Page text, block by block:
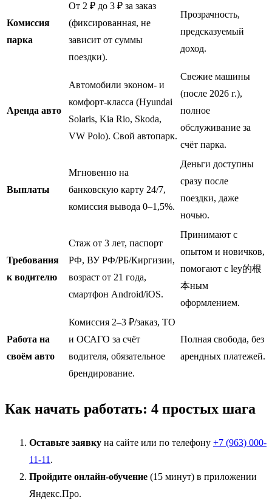
Комиссия
парка
От 2 ₽ до 3 ₽ за заказ
(фиксированная, не
зависит от суммы
поездки).
Прозрачность,
предсказуемый
доход.
Аренда авто
Автомобили эконом- и
комфорт-класса (Hyundai
Solaris, Kia Rio, Skoda,
VW Polo). Свой автопарк.
Свежие машины
(после 2026 г.),
полное
обслуживание за
счёт парка.
Выплаты
Мгновенно на
банковскую карту 24/7,
комиссия вывода 0–1,5%.
Деньги доступны
сразу после
поездки, даже
ночью.
Требования
к водителю
Стаж от 3 лет, паспорт
РФ, ВУ РФ/РБ/Киргизии,
возраст от 21 года,
смартфон Android/iOS.
Принимают с
опытом и новичков,
помогают с ley的根
本ным
оформлением.
Работа на
своём авто
Комиссия 2–3 ₽/заказ, ТО
и ОСАГО за счёт
водителя, обязательное
брендирование.
Полная свобода, без
арендных платежей.
Как начать работать: 4 простых шага
Оставьте заявку на сайте или по телефону +7 (963) 000-
11-11 .
Пройдите онлайн-обучение (15 минут) в приложении
Яндекс.Про.